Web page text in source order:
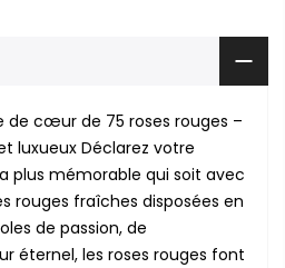
cœur de 75 roses rouges –
luxueux Déclarez votre
plus mémorable qui soit avec
rouges fraîches disposées en
de passion, de
éternel, les roses rouges font